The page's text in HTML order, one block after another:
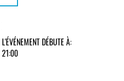
L'ÉVÉNEMENT DÉBUTE À:
21:00